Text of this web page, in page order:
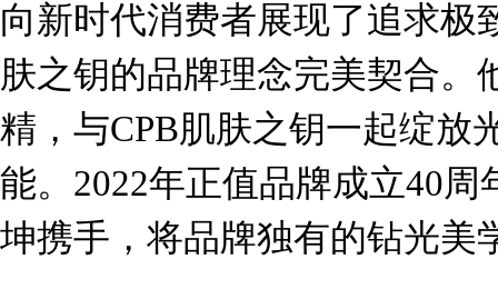
向新时代消费者展现了追求极
肤之钥的品牌理念完美契合。
精，与CPB肌肤之钥一起绽放
能。2022年正值品牌成立40
坤携手，将品牌独有的钻光美